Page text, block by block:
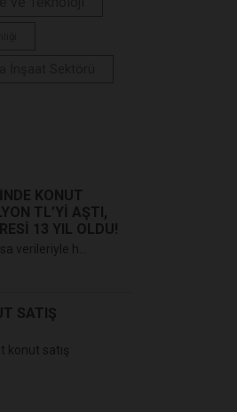
KONUT
TL’YI AŞTI,
13 YIL OLDU!
verileriyle h...
SATIŞ
konut satış